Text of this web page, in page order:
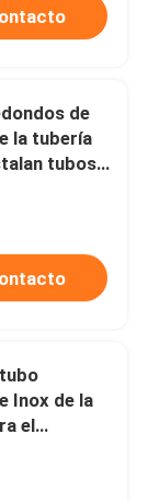
de
la tubería
tubos
Inox de la
el